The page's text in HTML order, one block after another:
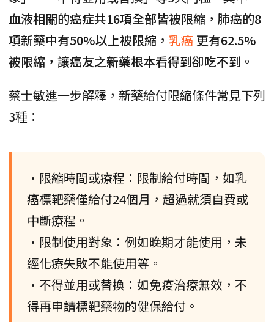
血液相關的癌症共16項全部皆被限縮，肺癌的8
項新藥中有50%以上被限縮， 乳癌 更有62.5%
被限縮，讓癌友之新藥根本看得到卻吃不到 。
蔡士敏進一步解釋，新藥給付限縮條件常見下列
3種：
•限縮時間或療程：限制給付時間，如乳
癌標靶藥僅給付24個月，超過就須自費或
中斷療程。
•限制使用對象：例如晚期才能使用，未
經化療失敗不能使用等。
•不得並用或替換：如免疫治療無效，不
得再申請標靶藥物的健保給付。